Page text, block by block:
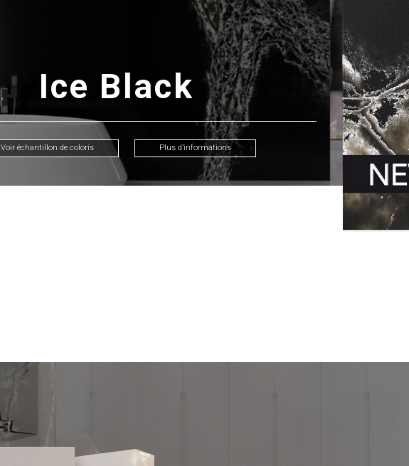
Ice Black
Voir échantillon de coloris Plus d’informations